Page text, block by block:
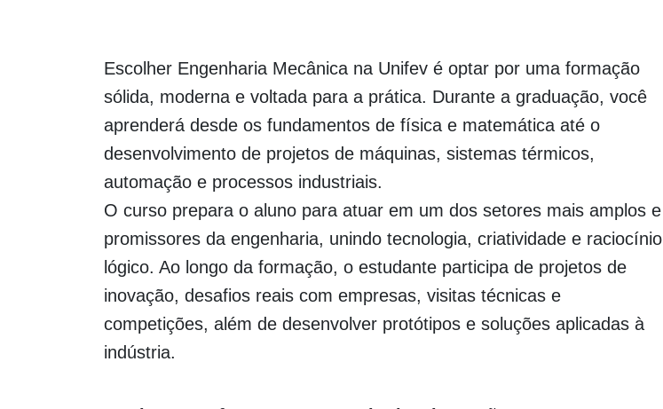
Escolher Engenharia Mecânica na Unifev é optar por uma formação
sólida, moderna e voltada para a prática. Durante a graduação, você
aprenderá desde os fundamentos de física e matemática até o
desenvolvimento de projetos de máquinas, sistemas térmicos,
automação e processos industriais.
O curso prepara o aluno para atuar em um dos setores mais amplos e
promissores da engenharia, unindo tecnologia, criatividade e raciocínio
lógico. Ao longo da formação, o estudante participa de projetos de
inovação, desafios reais com empresas, visitas técnicas e
competições, além de desenvolver protótipos e soluções aplicadas à
indústria.